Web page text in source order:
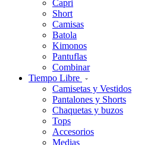
Capri
Short
Camisas
Batola
Kimonos
Pantuflas
Combinar
Tiempo Libre
Camisetas y Vestidos
Pantalones y Shorts
Chaquetas y buzos
Tops
Accesorios
Medias